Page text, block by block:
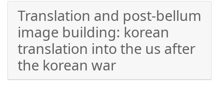
Translation and post-bellum
image building: korean
translation into the us after
the korean war